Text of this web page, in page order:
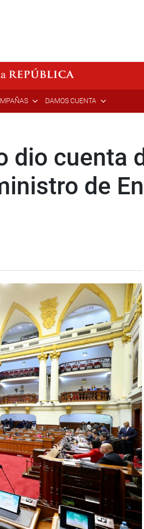
DAMOS CUENTA
dio cuenta
de